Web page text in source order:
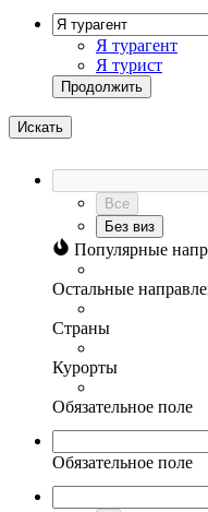
Я турагент
Я турист
Продолжить
Искать
Все
Без виз
Популярные
Остальные
Страны
Курорты
Обязательное поле
Обязательное поле